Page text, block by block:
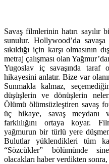
Savaş filmlerinin hatırı sayılır
sunulur. Hollywood’da
sıkıldığı için karşı olmasının
metraj çalışması olan
Yugoslav iç savaşında taraf
hikayesini anlatır. Bize var
Sunmakla kalmaz,
düşüşlerin ve dönüşlerin
Ölümü ölümsüzleştiren savaş
üç hikaye, savaş meydanı
farklılığını ortaya koyar.
yağmurun bir türlü yere
Bulutlar yüklendikleri tüm
“Sözcükler” bölümünde
olacakları haber verdikten